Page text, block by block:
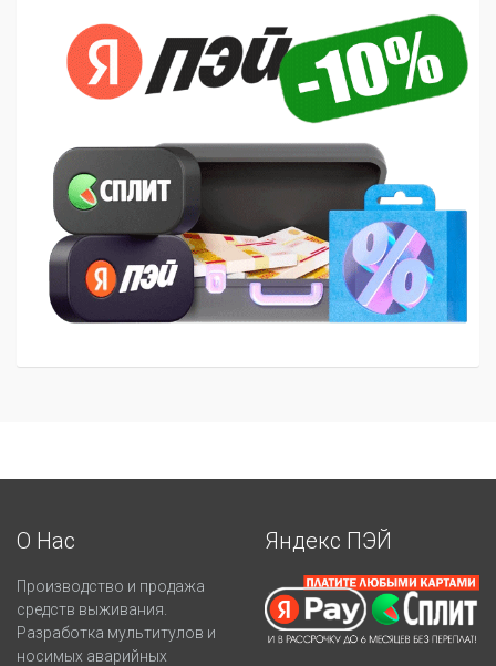
О Нас
Производство и продажа
средств выживания.
Разработка мультитулов и
носимых аварийных
Яндекс ПЭЙ